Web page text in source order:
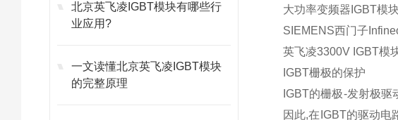
北京英飞凌IGBT模块有哪些行
业应用?
一文读懂北京英飞凌IGBT模块
的完整原理
大功率变频器IGBT模
SIEMENS西门子
英飞凌3300V IGBT模
IGBT栅极的保护
IGBT的栅极-发射极
因此,在IGBT的驱动电